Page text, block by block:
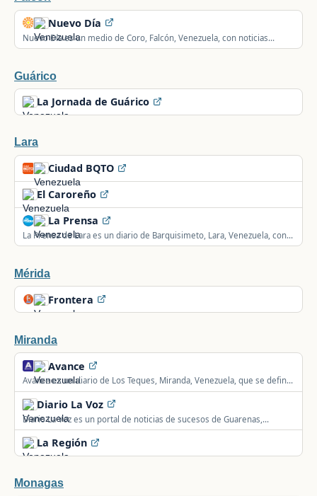
Nuevo Día
Nuevo Día es un medio de Coro, Falcón, Venezuela, con noticias
nacionales, regionales, de economía e internacionales.
Guárico
La Jornada de Guárico
Lara
Ciudad BQTO
El Caroreño
La Prensa
La Prensa de Lara es un diario de Barquisimeto, Lara, Venezuela, con
noticias regionales, nacionales e internacionales.
Mérida
Frontera
Miranda
Avance
Avance es un diario de Los Teques, Miranda, Venezuela, que se define
bajo el enfoque de periodismo de soluciones.
Diario La Voz
Diario La Voz es un portal de noticias de sucesos de Guarenas,
Miranda, Venezuela.
La Región
Monagas